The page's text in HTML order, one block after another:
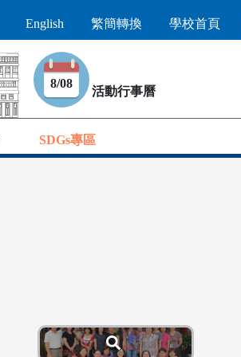
8/08
活動行事曆
English 繁簡轉換 學校首頁
SDGs專區